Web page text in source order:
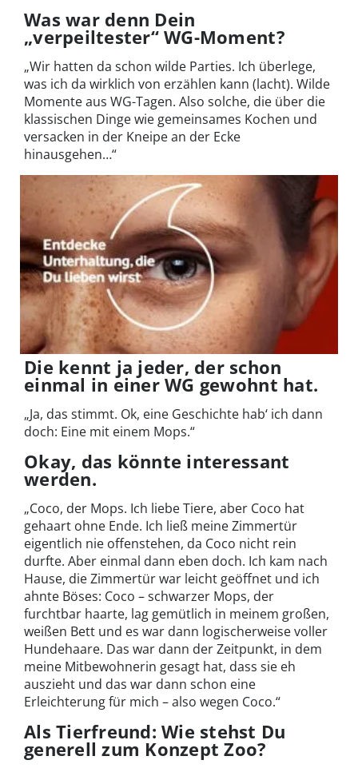
Was war denn Dein
„verpeiltester“ WG-Moment?
„Wir hatten da schon wilde Parties. Ich überlege,
was ich da wirklich von erzählen kann (lacht). Wilde
Momente aus WG-Tagen. Also solche, die über die
klassischen Dinge wie gemeinsames Kochen und
versacken in der Kneipe an der Ecke
hinausgehen…“
Die kennt ja jeder, der schon
einmal in einer WG gewohnt hat.
„Ja, das stimmt. Ok, eine Geschichte hab‘ ich dann
doch: Eine mit einem Mops.“
Okay, das könnte interessant
werden.
„Coco, der Mops. Ich liebe Tiere, aber Coco hat
gehaart ohne Ende. Ich ließ meine Zimmertür
eigentlich nie offenstehen, da Coco nicht rein
durfte. Aber einmal dann eben doch. Ich kam nach
Hause, die Zimmertür war leicht geöffnet und ich
ahnte Böses: Coco – schwarzer Mops, der
furchtbar haarte, lag gemütlich in meinem großen,
weißen Bett und es war dann logischerweise voller
Hundehaare. Das war dann der Zeitpunkt, in dem
meine Mitbewohnerin gesagt hat, dass sie eh
auszieht und das war dann schon eine
Erleichterung für mich – also wegen Coco.“
Als Tierfreund: Wie stehst Du
generell zum Konzept Zoo?